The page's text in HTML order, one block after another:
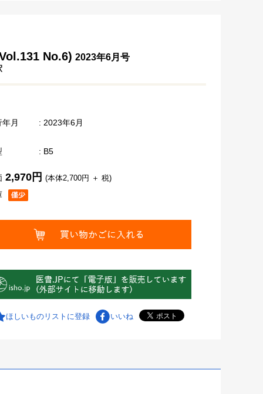
No.6) 2023年6月号
月 : 2023年6月
: B5
2,970円 (本体2,700円 ＋ 税)
ほしいものリストに登録 いいね